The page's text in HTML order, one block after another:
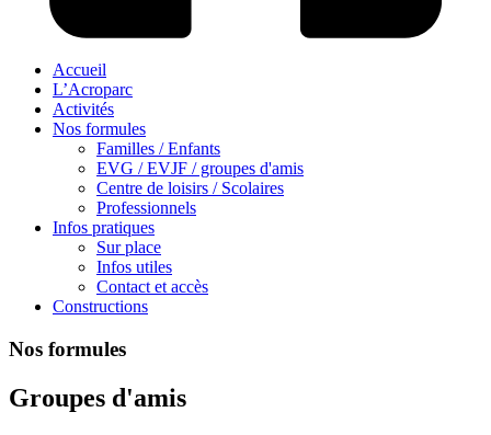
Accueil
L’Acroparc
Activités
Nos formules
Familles / Enfants
EVG / EVJF / groupes d'amis
Centre de loisirs / Scolaires
Professionnels
Infos pratiques
Sur place
Infos utiles
Contact et accès
Constructions
Nos formules
Groupes d'amis